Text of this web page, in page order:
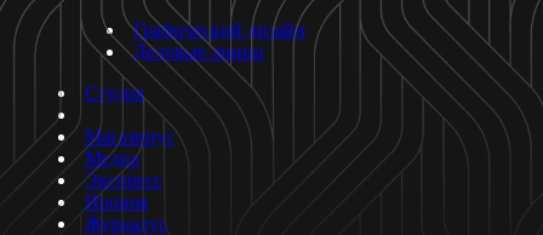
Графический дизайн
Деловые линии
Студия
Магазинус
Медиа
Экспресс
Иронов
Журналус